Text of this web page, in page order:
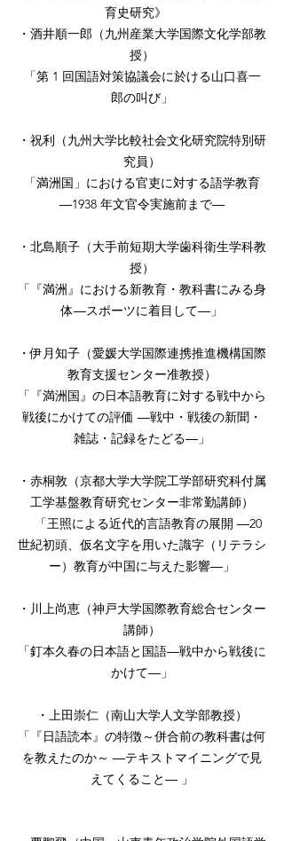
育史研究》
・酒井順一郎（九州産業大学国際文化学部教
授）
「第 1 回国語対策協議会に於ける山口喜一
郎の叫び」
・祝利（九州大学比較社会文化研究院特別研
究員）
「満洲国」における官吏に対する語学教育
―1938 年文官令実施前まで―
・北島順子（大手前短期大学歯科衛生学科教
授）
「『満洲』における新教育・教科書にみる身
体―スポーツに着目して―」
・伊月知子（愛媛大学国際連携推進機構国際
教育支援センター准教授）
「『満洲国』の日本語教育に対する戦中から
戦後にかけての評価 ―戦中・戦後の新聞・
雑誌・記録をたどる―」
・赤桐敦（京都大学大学院工学部研究科付属
工学基盤教育研究センター非常勤講師）
「王照による近代的言語教育の展開 ―20
世紀初頭、仮名文字を用いた識字（リテラシ
ー）教育が中国に与えた影響―」
・川上尚恵（神戸大学国際教育総合センター
講師）
「釘本久春の日本語と国語―戦中から戦後に
かけて―」
・上田崇仁（南山大学人文学部教授）
「『日語読本』の特徴～併合前の教科書は何
を教えたのか～ ―テキストマイニングで見
えてくること― 」